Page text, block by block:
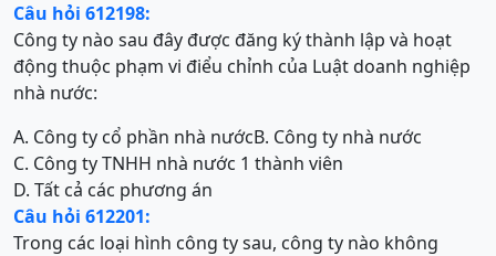
Câu hỏi 612198:
Công ty nào sau đây được đăng ký thành lập và hoạt
động thuộc phạm vi điểu chỉnh của Luật doanh nghiệp
nhà nước:
A. Công ty cổ phần nhà nướcB. Công ty nhà nước
C. Công ty TNHH nhà nước 1 thành viên
D. Tất cả các phương án
Câu hỏi 612201:
Trong các loại hình công ty sau, công ty nào không